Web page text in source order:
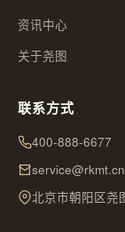
资讯中心
关于尧图
联系方式
400-888-6677
service@rkmt.cn
北京市朝阳区尧